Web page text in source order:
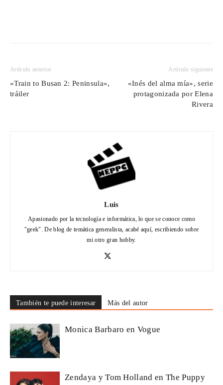
Artículo anterior
«Train to Busan 2: Peninsula»,
tráiler
Artículo siguiente
«Inés del alma mía», serie
protagonizada por Elena
Rivera
Luis
Apasionado por la tecnología e informática, lo que se conoce como
"geek". De blog de temática generalista, acabé aquí, escribiendo sobre
mi otro gran hobby.
También te puede interesar Más del autor
Monica Barbaro en Vogue
Zendaya y Tom Holland en The Puppy